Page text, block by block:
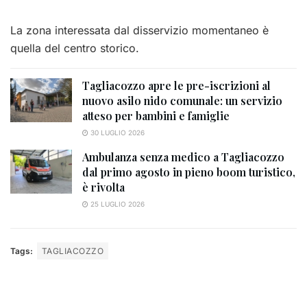
La zona interessata dal disservizio momentaneo è
quella del centro storico.
Tagliacozzo apre le pre-iscrizioni al
nuovo asilo nido comunale: un servizio
atteso per bambini e famiglie
30 LUGLIO 2026
Ambulanza senza medico a Tagliacozzo
dal primo agosto in pieno boom turistico,
è rivolta
25 LUGLIO 2026
Tags: TAGLIACOZZO